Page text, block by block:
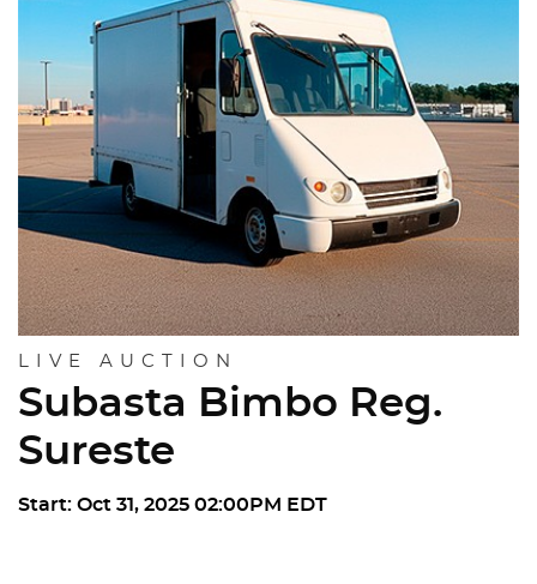
LIVE AUCTION
Subasta Bimbo Reg.
Sureste
Start: Oct 31, 2025 02:00PM EDT